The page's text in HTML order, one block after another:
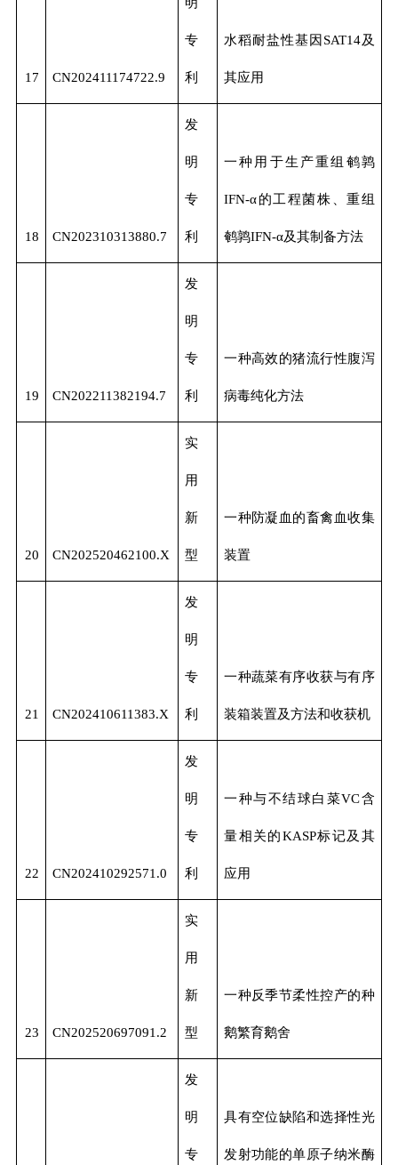
17 CN202411174722.9
专
利
水稻耐盐性基因SAT14及
其应用
18 CN202310313880.7
发
明
专
利
一种用于生产重组鹌鹑
IFN-α的工程菌株、重组
鹌鹑IFN-α及其制备方法
19 CN202211382194.7
发
明
专
利
一种高效的猪流行性腹泻
病毒纯化方法
20 CN202520462100.X
实
用
新
型
一种防凝血的畜禽血收集
装置
21 CN202410611383.X
发
明
专
利
一种蔬菜有序收获与有序
装箱装置及方法和收获机
22 CN202410292571.0
发
明
专
利
一种与不结球白菜VC含
量相关的KASP标记及其
应用
23 CN202520697091.2
实
用
新
型
一种反季节柔性控产的种
鹅繁育鹅舍
发
明
专
具有空位缺陷和选择性光
发射功能的单原子纳米酶